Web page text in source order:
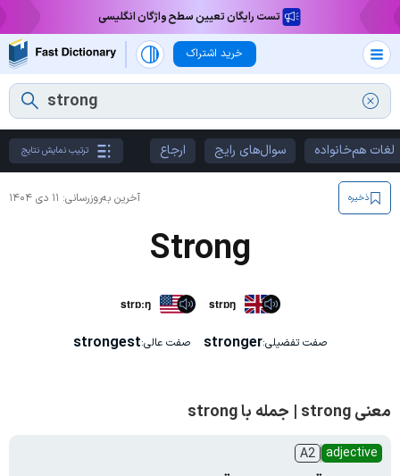
تست رایگان تعیین سطح واژگان انگلیسی
خرید اشتراک
لغات هم‌خانواده سوال‌های رایج ارجاع ترتیب نمایش نتایج
آخرین به‌روزرسانی: ۱۱ دی ۱۴۰۴ ذخیره
Strong
strɒːŋ strɒŋ
صفت تفضیلی:stronger صفت عالی:strongest
معنی strong | جمله با strong
adjective
A2